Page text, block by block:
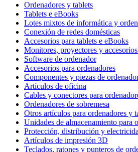
Ordenadores y tablets
Tablets e eBooks
Lotes mixtos de informática y
Conexión de redes domésticas
Accesorios para tablets e eBooks
Monitores, proyectores y
Software de ordenador
Accesorios para ordenadores
Componentes y piezas de
Artículos de oficina
Cables y conectores para
Ordenadores de sobremesa
Otros artículos para ordenadores y
Unidades de almacenamiento para
Protección, distribución y
Artículos de impresión 3D
Teclados, ratones y punteros de